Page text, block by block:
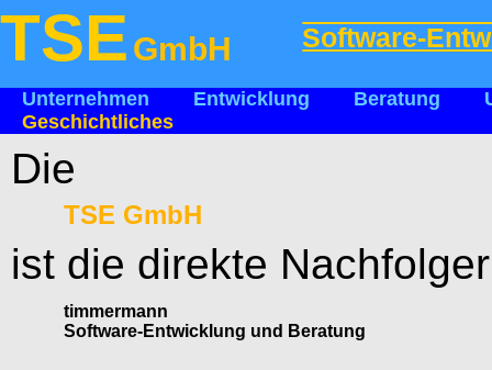
TSE GmbH Software-
Unternehmen Entwicklung Beratung
Geschichtliches
Die
TSE GmbH
ist die direkte
timmermann
Software-Entwicklung und Beratung